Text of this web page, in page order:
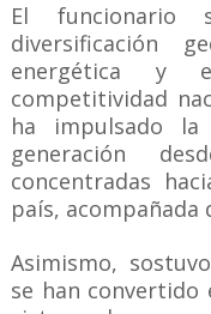
El funcionario
diversificación
energética y
competitividad
ha impulsado
generación
concentradas
país, acompañada
Asimismo,
se han